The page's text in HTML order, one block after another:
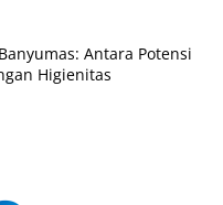
Antara Potensi
Higienitas